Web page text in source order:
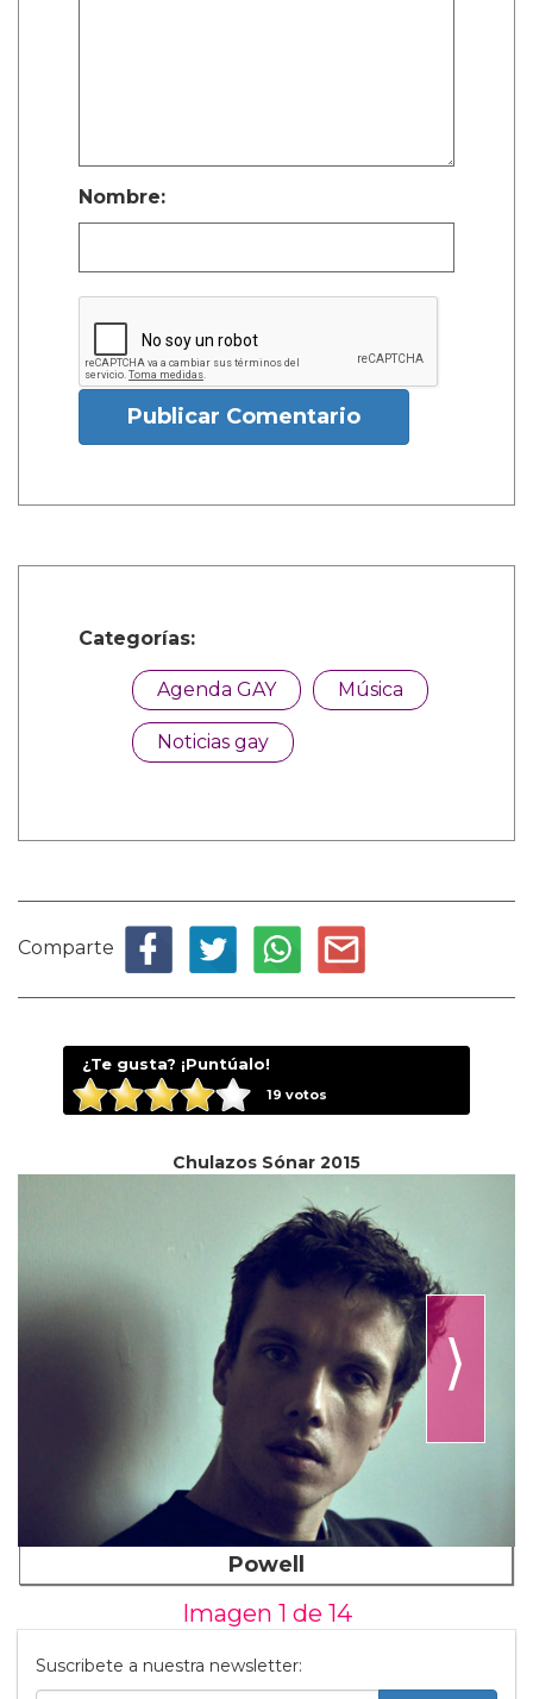
Nombre:
Publicar Comentario
Categorías:
Agenda GAY Música
Noticias gay
Comparte
¿Te gusta? ¡Puntúalo!
19 votos
Chulazos Sónar 2015
⟩
Powell
Imagen 1 de 14
Suscribete a nuestra newsletter: